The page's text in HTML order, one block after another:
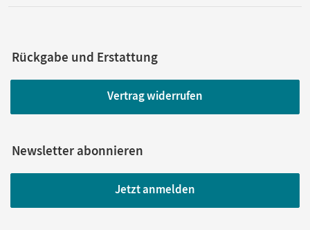
Rückgabe und Erstattung
Vertrag widerrufen
Newsletter abonnieren
Jetzt anmelden